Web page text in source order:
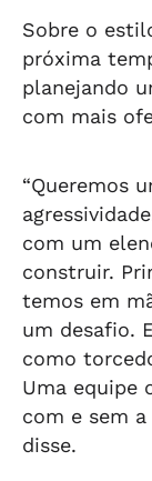
Sobre o
próxima
planejando
com mais
“Queremos
com um
construir.
temos em
um desafio.
como
Uma equipe
com e sem
disse.